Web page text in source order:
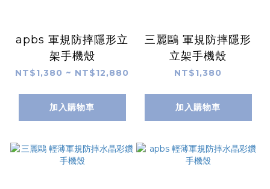
apbs 軍規防摔隱形立
架手機殼
NT$1,380 ~ NT$12,880
加入購物車
三麗鷗 軍規防摔隱形
立架手機殼
NT$1,380
加入購物車